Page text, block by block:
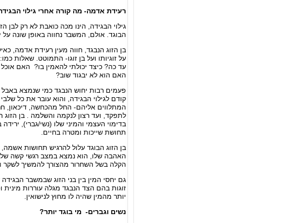
רעידת אדמה- מה קורה אחרי גילוי
גילוי הבגידה, הינו מכה כואבת לא רק לבן
הבוגד. אולם, המשבר נחווה באופן שונה על
בן הזוג הנבגד, חווה מעין רעידת אדמה,
על זוגיותו ועל בן זוגו- התמוטט. שאלות
עד כה? כיצד יכולתי להאמין בו? האם
האם הוא לא יבגוד שוב?
פעמים רבות יחוש הנבגד כמי שנמצא באבל
קודם לגילוי הבגידה, והוא עובר את כל
המתלווים אליהם- החל מהכחשה, דיכאון,
לתפקד, ועד רצון לנקמה והשלמה . בן הזוג
בדימוי העצמי והמיני שלו (נשי/גברי),
תחושת שייכות ומטרה בחיים.
בן הזוג הבוגד עלול להרגיש תחושות
האהבה שלו, הוא נמצא במצב רגשי קשה של
הקלה בשל השחרור מהצורך להמשיך לשקר
גם יחסי המין בין בני הזוג שבמשבר
זוגות בהם הצד הנבגד מגלה עוררות מינית
יותר מהמין שהיה לו מחוץ לנישואין.
נשים וגברים- מי בוגד יותר?